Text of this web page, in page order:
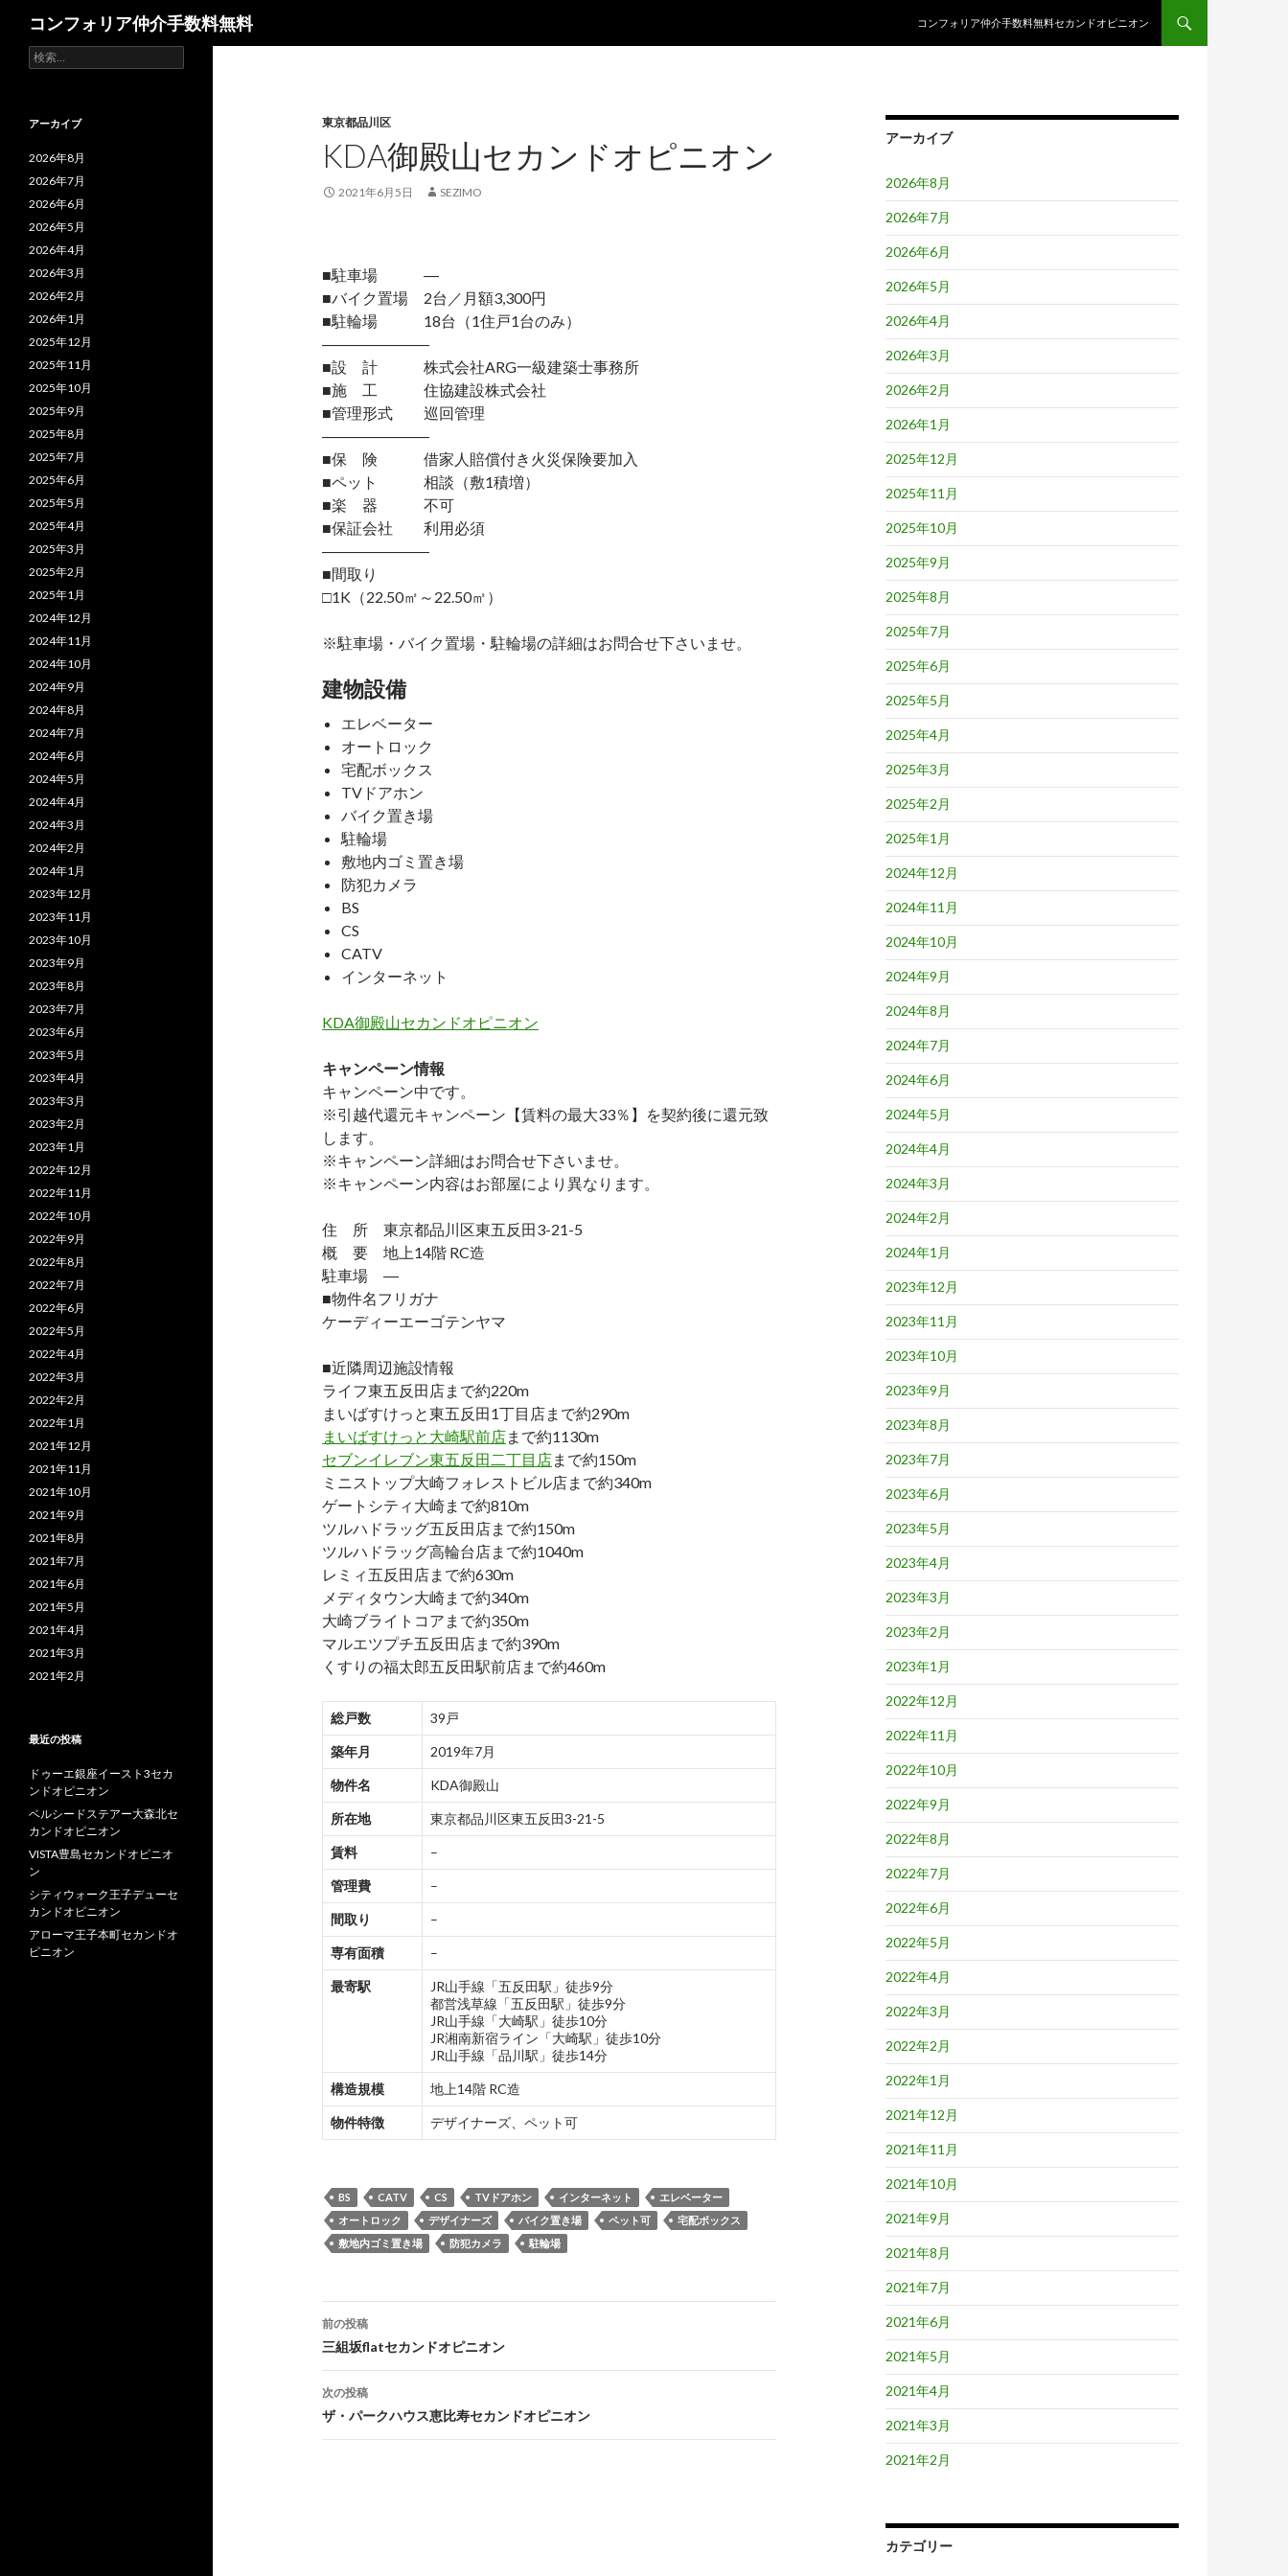
コンフォリア仲介手数料無料
コンフォリア仲介手数料無料セカンドオピニオン
東京都品川区
KDA御殿山セカンドオピニオン
2021年6月5日 SEZIMO
■駐車場 ―
■バイク置場 2台／月額3,300円
■駐輪場 18台（1住戸1台のみ）
―――――――
■設 計 株式会社ARG一級建築士事務所
■施 工 住協建設株式会社
■管理形式 巡回管理
―――――――
■保 険 借家人賠償付き火災保険要加入
■ペット 相談（敷1積増）
■楽 器 不可
■保証会社 利用必須
―――――――
■間取り
□1K（22.50㎡～22.50㎡）
※駐車場・バイク置場・駐輪場の詳細はお問合せ下さいませ。
建物設備
エレベーター
オートロック
宅配ボックス
TVドアホン
バイク置き場
駐輪場
敷地内ゴミ置き場
防犯カメラ
BS
CS
CATV
インターネット
KDA御殿山セカンドオピニオン
キャンペーン情報
キャンペーン中です。
※引越代還元キャンペーン【賃料の最大33％】を契約後に還元致
します。
※キャンペーン詳細はお問合せ下さいませ。
※キャンペーン内容はお部屋により異なります。
住 所 東京都品川区東五反田3-21-5
概 要 地上14階 RC造
駐車場 ―
■物件名フリガナ
ケーディーエーゴテンヤマ
■近隣周辺施設情報
ライフ東五反田店まで約220m
まいばすけっと東五反田1丁目店まで約290m
まいばすけっと大崎駅前店まで約1130m
セブンイレブン東五反田二丁目店まで約150m
ミニストップ大崎フォレストビル店まで約340m
ゲートシティ大崎まで約810m
ツルハドラッグ五反田店まで約150m
ツルハドラッグ高輪台店まで約1040m
レミィ五反田店まで約630m
メディタウン大崎まで約340m
大崎ブライトコアまで約350m
マルエツプチ五反田店まで約390m
くすりの福太郎五反田駅前店まで約460m
総戸数 39戸
築年月 2019年7月
物件名 KDA御殿山
所在地 東京都品川区東五反田3-21-5
賃料 –
管理費 –
間取り –
専有面積 –
最寄駅
JR山手線「五反田駅」徒歩9分
都営浅草線「五反田駅」徒歩9分
JR山手線「大崎駅」徒歩10分
JR湘南新宿ライン「大崎駅」徒歩10分
JR山手線「品川駅」徒歩14分
構造規模 地上14階 RC造
物件特徴 デザイナーズ、ペット可
BS CATV CS TVドアホン インターネット
エレベーター
オートロック
デザイナーズ バイク置き場 ペット可
宅配ボックス
敷地内ゴミ置き場
防犯カメラ 駐輪場
投
稿
ナ
ビ
ゲ
前の投稿
三組坂flatセカンドオピニオン
次の投稿
ザ・パークハウス恵比寿セカンドオピニオン
アーカイブ
2026年8月
2026年7月
2026年6月
2026年5月
2026年4月
2026年3月
2026年2月
2026年1月
2025年12月
2025年11月
2025年10月
2025年9月
2025年8月
2025年7月
2025年6月
2025年5月
2025年4月
2025年3月
2025年2月
2025年1月
2024年12月
2024年11月
2024年10月
2024年9月
2024年8月
2024年7月
2024年6月
2024年5月
2024年4月
2024年3月
2024年2月
2024年1月
2023年12月
2023年11月
2023年10月
2023年9月
2023年8月
2023年7月
2023年6月
2023年5月
2023年4月
2023年3月
2023年2月
2023年1月
2022年12月
2022年11月
2022年10月
2022年9月
2022年8月
2022年7月
2022年6月
2022年5月
2022年4月
2022年3月
2022年2月
2022年1月
2021年12月
2021年11月
2021年10月
2021年9月
2021年8月
2021年7月
2021年6月
2021年5月
2021年4月
2021年3月
2021年2月
カテゴリー
検
索:
アーカイブ
2026年8月
2026年7月
2026年6月
2026年5月
2026年4月
2026年3月
2026年2月
2026年1月
2025年12月
2025年11月
2025年10月
2025年9月
2025年8月
2025年7月
2025年6月
2025年5月
2025年4月
2025年3月
2025年2月
2025年1月
2024年12月
2024年11月
2024年10月
2024年9月
2024年8月
2024年7月
2024年6月
2024年5月
2024年4月
2024年3月
2024年2月
2024年1月
2023年12月
2023年11月
2023年10月
2023年9月
2023年8月
2023年7月
2023年6月
2023年5月
2023年4月
2023年3月
2023年2月
2023年1月
2022年12月
2022年11月
2022年10月
2022年9月
2022年8月
2022年7月
2022年6月
2022年5月
2022年4月
2022年3月
2022年2月
2022年1月
2021年12月
2021年11月
2021年10月
2021年9月
2021年8月
2021年7月
2021年6月
2021年5月
2021年4月
2021年3月
2021年2月
最近の投稿
ドゥーエ銀座イースト3セカ
ンドオピニオン
ベルシードステアー大森北セ
カンドオピニオン
VISTA豊島セカンドオピニオ
ン
シティウォーク王子デューセ
カンドオピニオン
アローマ王子本町セカンドオ
ピニオン